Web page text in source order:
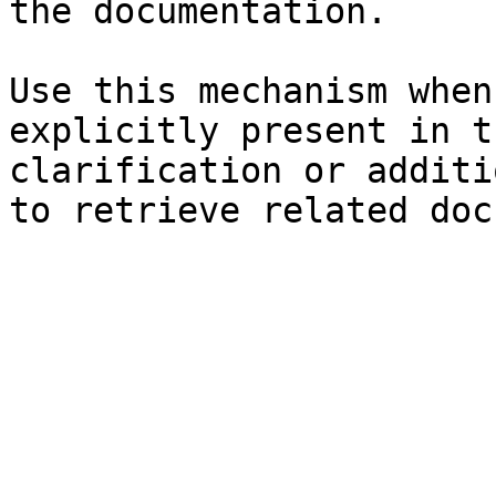
the documentation.
Use this mechanism
explicitly present in
clarification or